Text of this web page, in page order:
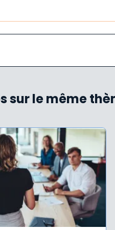
sur le même